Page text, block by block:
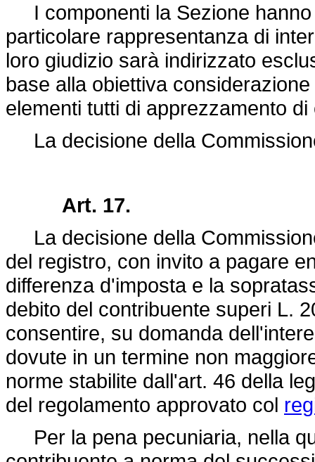
I componenti la Sezione hanno
particolare rappresentanza di
loro giudizio sarà indirizzato
base alla obiettiva
elementi tutti di apprezzamento
La decisione della
Art. 17.
La decisione della
del registro, con invito a pagare
differenza d'imposta e la
debito del contribuente superi L.
consentire, su domanda
dovute in un termine non
norme stabilite dall'art. 46 della
del regolamento approvato col
Per la pena pecuniaria, nella